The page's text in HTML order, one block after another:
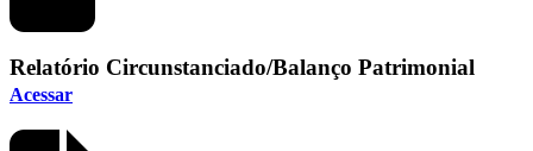
Relatório Circunstanciado/Balanço Patrimonial
Acessar